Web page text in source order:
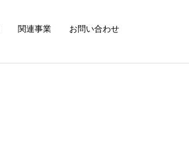
関連事業 お問い合わせ